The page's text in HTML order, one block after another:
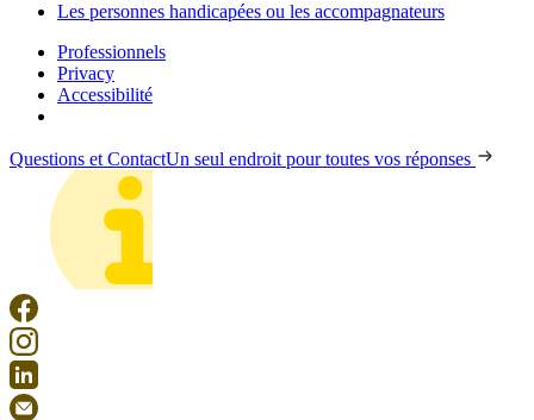
Les personnes handicapées ou les accompagnateurs
Professionnels
Privacy
Accessibilité
Questions et ContactUn seul endroit pour toutes vos réponses